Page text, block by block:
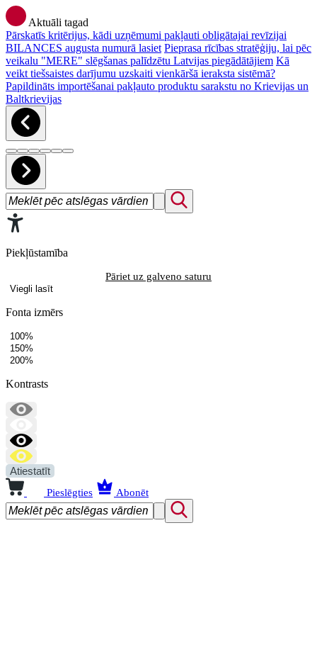
Aktuāli tagad
Pārskatīs kritērijus, kādi uzņēmumi pakļauti obligātajai revīzijai
BILANCES augusta numurā lasiet Pieprasa rīcības stratēģiju, lai pēc
veikalu "MERE" slēgšanas palīdzētu Latvijas piegādātājiem Kā
veikt tiešsaistes darījumu uzskaiti vienkāršā ieraksta sistēmā?
Papildināts importēšanai pakļauto produktu sarakstu no Krievijas un
Baltkrievijas
Piekļūstamība
Pāriet uz galveno saturu
Viegli lasīt
Fonta izmērs
100%
150%
200%
Kontrasts
Atiestatīt
Pieslēgties Abonēt